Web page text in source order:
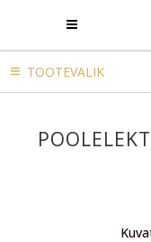
TOOTEVALIK